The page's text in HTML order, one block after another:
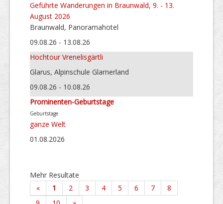
Geführte Wanderungen in Braunwald, 9. - 13.
August 2026
Braunwald, Panoramahotel
09.08.26 - 13.08.26
Hochtour Vrenelisgärtli
Glarus, Alpinschule Glarnerland
09.08.26 - 10.08.26
Prominenten-Geburtstage
Geburtstage
ganze Welt
01.08.2026
Mehr Resultate
«
1 2 3 4 5 6 7
8